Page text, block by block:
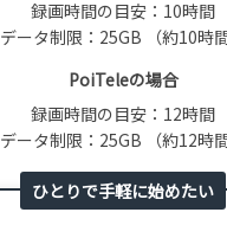
録画時間の目安：10時間
データ制限：25GB （約10時間
PoiTeleの場合
録画時間の目安：12時間
データ制限：25GB （約12時間
ひとりで手軽に始めたい